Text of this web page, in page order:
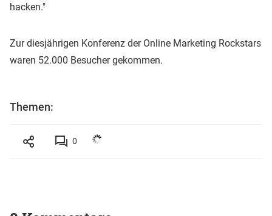
hacken."
Zur diesjährigen Konferenz der Online Marketing Rockstars
waren 52.000 Besucher gekommen.
Themen:
0